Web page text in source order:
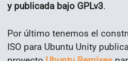
y publicada bajo GPLv3.
Por último tenemos el
ISO para Ubuntu Unity